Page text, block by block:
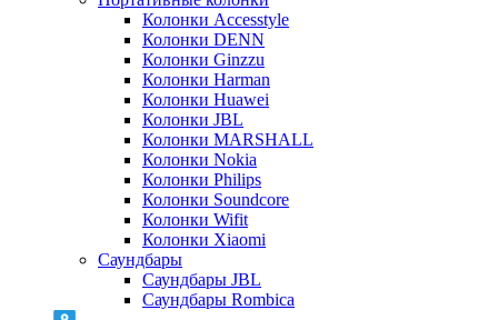
Колонки Accesstyle
Колонки DENN
Колонки Ginzzu
Колонки Harman
Колонки Huawei
Колонки JBL
Колонки MARSHALL
Колонки Nokia
Колонки Philips
Колонки Soundcore
Колонки Wifit
Колонки Xiaomi
Саундбары
Саундбары JBL
Саундбары Rombica